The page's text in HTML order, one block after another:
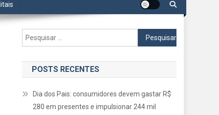
Pesquisar
por:
POSTS RECENTES
Dia dos Pais: consumidores devem gastar R$
280 em presentes e impulsionar 244 mil